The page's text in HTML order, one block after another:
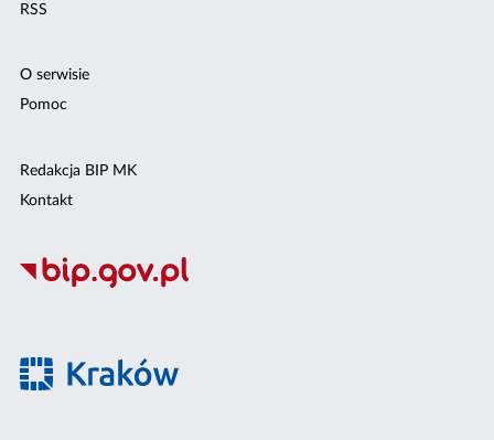
RSS
O serwisie
Pomoc
Redakcja BIP MK
Kontakt